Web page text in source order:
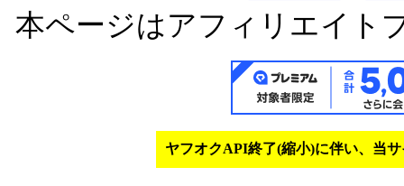
本ページはアフィリエイト
ヤフオクAPI終了(縮小)に伴い、当